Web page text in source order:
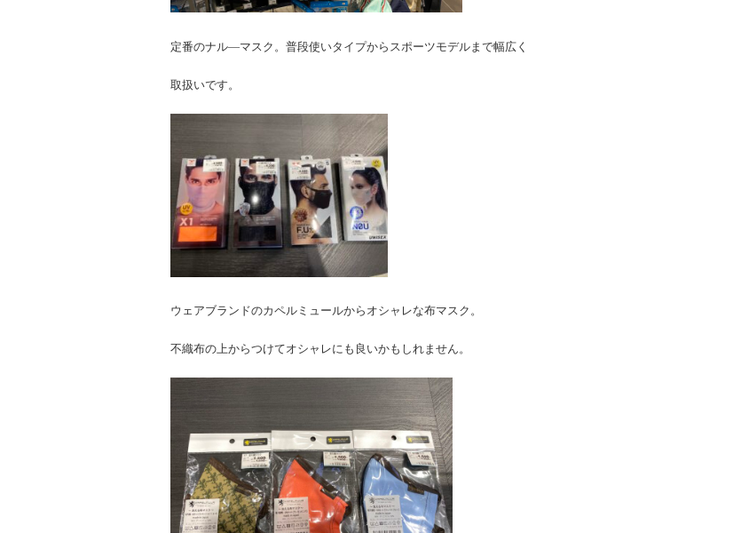
定番のナル―マスク。普段使いタイプからスポーツモデルまで幅広く
取扱いです。
ウェアブランドのカペルミュールからオシャレな布マスク。
不織布の上からつけてオシャレにも良いかもしれません。